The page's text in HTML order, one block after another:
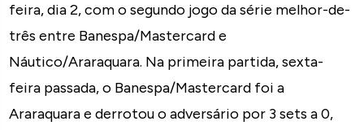
feira, dia 2, com o segundo jogo da série melhor-de-
três entre Banespa/Mastercard e
Náutico/Araraquara. Na primeira partida, sexta-
feira passada, o Banespa/Mastercard foi a
Araraquara e derrotou o adversário por 3 sets a 0,